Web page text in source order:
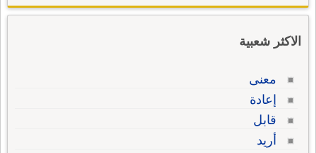
الاكثر شعبية
معنى
إعادة
قابل
أريد